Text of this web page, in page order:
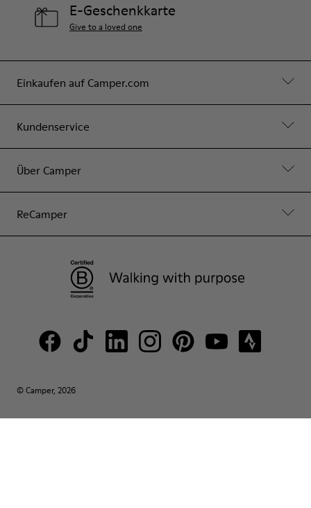
Einkaufen auf Camper.com
Kundenservice
Über Camper
ReCamper
E-Geschenkkarte
Give to a loved one
© Camper, 2026